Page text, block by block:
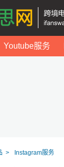
Youtube服务
Instagram服务